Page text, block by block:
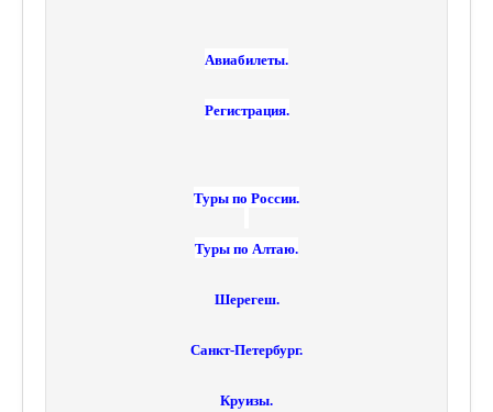
Авиабилеты.
Регистрация.
Туры по России.
Туры по Алтаю.
Шерегеш.
Санкт-Петербург.
Круизы.